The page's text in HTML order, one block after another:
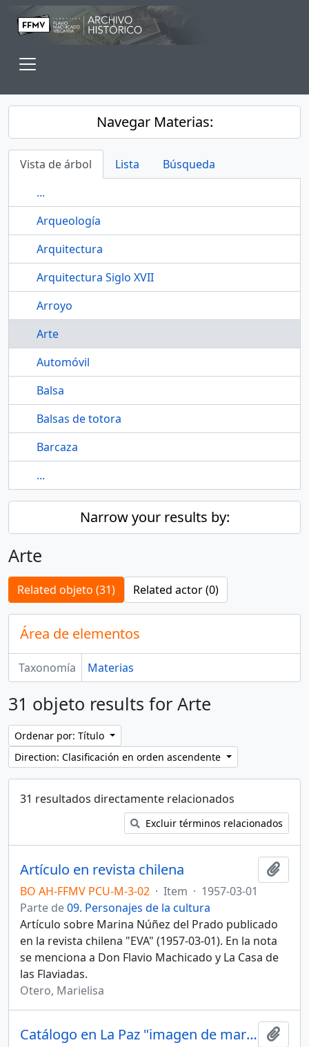
Skip to main content
Navegar Materias:
Vista de árbol Lista
Búsqueda
...
Arqueología
Arquitectura
Arquitectura Siglo XVII
Arroyo
Arte
Automóvil
Balsa
Balsas de totora
Barcaza
...
Narrow your results by:
Arte
Related objeto (31) Related actor (0)
Área de elementos
Taxonomía Materias
31 objeto results for Arte
Ordenar por: Título
Direction: Clasificación en orden ascendente
31 resultados directamente relacionados
Excluir términos relacionados
Artículo en revista chilena
BO AH-FFMV PCU-M-3-02 · Item · 1957-03-01
Parte de09. Personajes de la cultura
Artículo sobre Marina Núñez del Prado publicado
en la revista chilena "EVA" (1957-03-01). En la nota
se menciona a Don Flavio Machicado y La Casa de
las Flaviadas.
Otero, Marielisa
Catálogo en La Paz "imagen de marina"